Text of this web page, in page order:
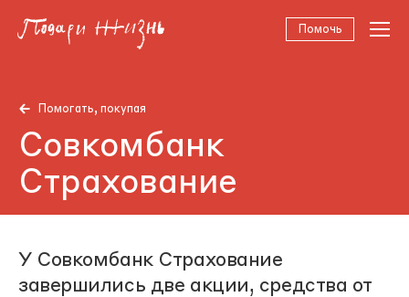
Помочь
Помогать, покупая
Совкомбанк
Страхование
У Совкомбанк Страхование
завершились две акции, средства от